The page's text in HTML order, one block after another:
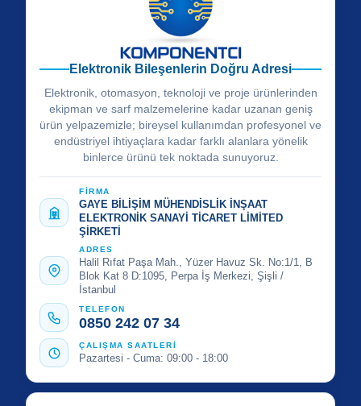
Elektronik Bileşenlerin Doğru Adresi
Elektronik, otomasyon, teknoloji ve proje ürünlerinden
ekipman ve sarf malzemelerine kadar uzanan geniş
ürün yelpazemizle; bireysel kullanımdan profesyonel ve
endüstriyel ihtiyaçlara kadar farklı alanlara yönelik
binlerce ürünü tek noktada sunuyoruz.
FİRMA
GAYE BİLİŞİM MÜHENDİSLİK İNŞAAT
ELEKTRONİK SANAYİ TİCARET LİMİTED
ŞİRKETİ
ADRES
Halil Rıfat Paşa Mah., Yüzer Havuz Sk. No:1/1, B
Blok Kat 8 D:1095, Perpa İş Merkezi, Şişli /
İstanbul
TELEFON
0850 242 07 34
ÇALIŞMA SAATLERİ
Pazartesi - Cuma: 09:00 - 18:00